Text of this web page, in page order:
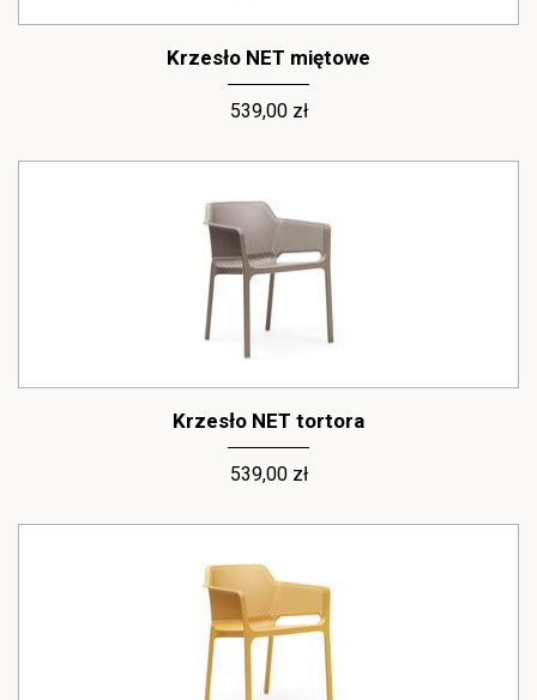
Krzesło NET miętowe
539,00 zł
Krzesło NET tortora
539,00 zł